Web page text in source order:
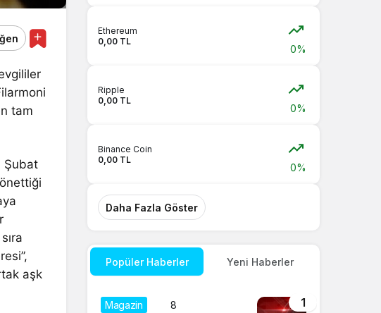
tam
Şubat
aşk
Ethereum
0,00 TL
0%
Ripple
0,00 TL
0%
Binance Coin
0,00 TL
0%
Daha Fazla Göster
Popüler Haberler Yeni Haberler
1
Magazin 8